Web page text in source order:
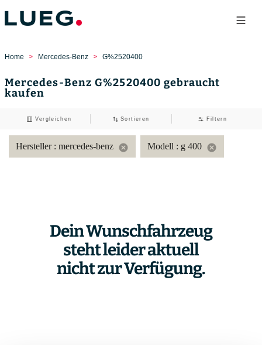
Home Mercedes-Benz G%2520400
Mercedes-Benz G%2520400 gebraucht
kaufen
Vergleichen Sortieren Filtern
Hersteller : mercedes-benz cancel Modell : g 400 cancel
Dein Wunschfahrzeug
steht leider aktuell
nicht zur Verfügung.